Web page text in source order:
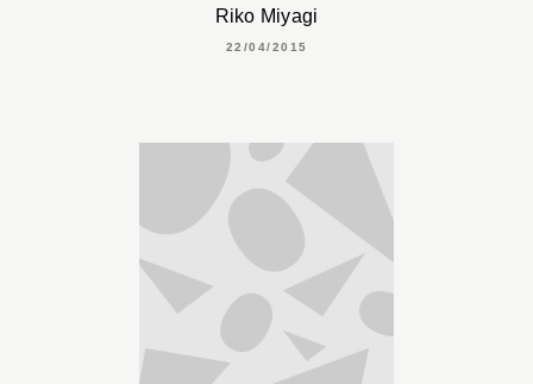
Riko Miyagi
22/04/2015